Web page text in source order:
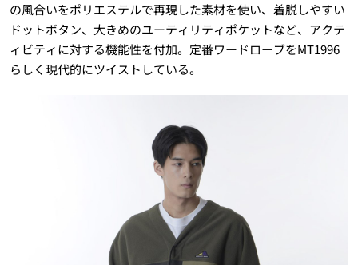
の風合いをポリエステルで再現した素材を使い、着脱しやすい
ドットボタン、大きめのユーティリティポケットなど、アクテ
ィビティに対する機能性を付加。定番ワードローブをMT1996
らしく現代的にツイストしている。